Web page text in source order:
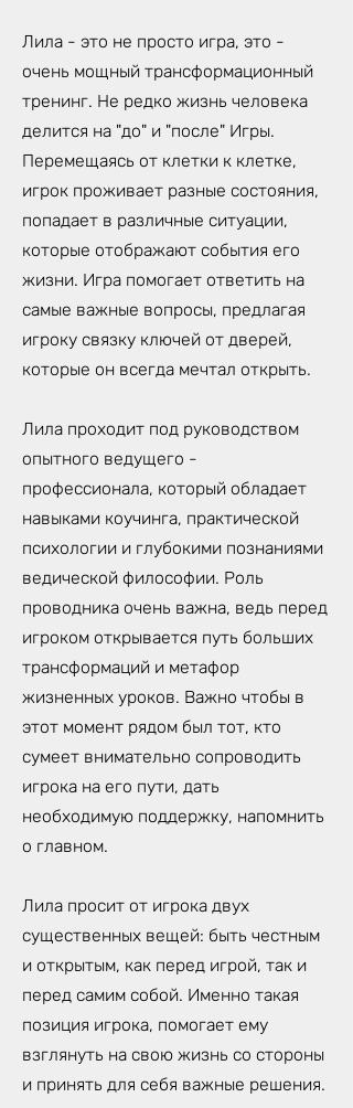
Лила - это не просто игра, это -
очень мощный трансформационный
тренинг. Не редко жизнь человека
делится на "до" и "после" Игры.
Перемещаясь от клетки к клетке,
игрок проживает разные состояния,
попадает в различные ситуации,
которые отображают события его
жизни. Игра помогает ответить на
самые важные вопросы, предлагая
игроку связку ключей от дверей,
которые он всегда мечтал открыть.
Лила проходит под руководством
опытного ведущего -
профессионала, который обладает
навыками коучинга, практической
психологии и глубокими познаниями
ведической философии. Роль
проводника очень важна, ведь перед
игроком открывается путь больших
трансформаций и метафор
жизненных уроков. Важно чтобы в
этот момент рядом был тот, кто
сумеет внимательно сопроводить
игрока на его пути, дать
необходимую поддержку, напомнить
о главном.
Лила просит от игрока двух
существенных вещей: быть честным
и открытым, как перед игрой, так и
перед самим собой. Именно такая
позиция игрока, помогает ему
взглянуть на свою жизнь со стороны
и принять для себя важные решения.